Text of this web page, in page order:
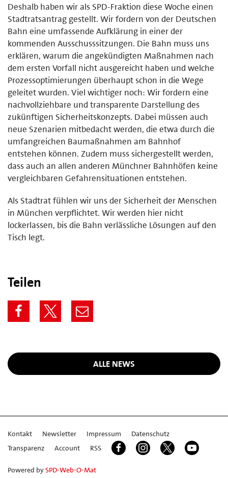
Deshalb haben wir als SPD-Fraktion diese Woche einen
Stadtratsantrag gestellt. Wir fordern von der Deutschen
Bahn eine umfassende Aufklärung in einer der
kommenden Ausschusssitzungen. Die Bahn muss uns
erklären, warum die angekündigten Maßnahmen nach
dem ersten Vorfall nicht ausgereicht haben und welche
Prozessoptimierungen überhaupt schon in die Wege
geleitet wurden. Viel wichtiger noch: Wir fordern eine
nachvollziehbare und transparente Darstellung des
zukünftigen Sicherheitskonzepts. Dabei müssen auch
neue Szenarien mitbedacht werden, die etwa durch die
umfangreichen Baumaßnahmen am Bahnhof
entstehen können. Zudem muss sichergestellt werden,
dass auch an allen anderen Münchner Bahnhöfen keine
vergleichbaren Gefahrensituationen entstehen.
Als Stadtrat fühlen wir uns der Sicherheit der Menschen
in München verpflichtet. Wir werden hier nicht
lockerlassen, bis die Bahn verlässliche Lösungen auf den
Tisch legt.
Teilen
ALLE NEWS
Kontakt Newsletter Impressum
Datenschutz
Transparenz
Account RSS
Powered bySPD-Web-O-Mat